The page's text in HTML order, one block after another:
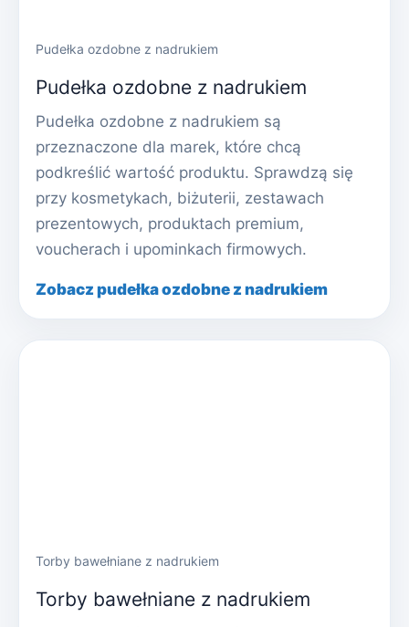
Pudełka ozdobne z nadrukiem
Pudełka ozdobne z nadrukiem
Pudełka ozdobne z nadrukiem są
przeznaczone dla marek, które chcą
podkreślić wartość produktu. Sprawdzą się
przy kosmetykach, biżuterii, zestawach
prezentowych, produktach premium,
voucherach i upominkach firmowych.
Zobacz pudełka ozdobne z nadrukiem
Torby bawełniane z nadrukiem
Torby bawełniane z nadrukiem